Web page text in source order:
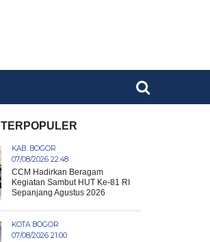
TERPOPULER
KAB. BOGOR
07/08/2026 22:48
CCM Hadirkan Beragam
Kegiatan Sambut HUT Ke-81 RI
Sepanjang Agustus 2026
KOTA BOGOR
07/08/2026 21:00